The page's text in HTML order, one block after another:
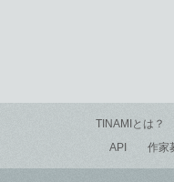
TINAMIとは？
API
作家